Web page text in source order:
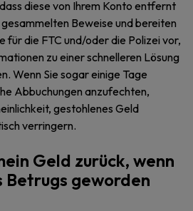
diese von Ihrem Konto entfernt
Beweise und bereiten
für die FTC und/oder die Polizei vor,
zu einer schnelleren Lösung
Wenn Sie sogar einige Tage
Abbuchungen anzufechten,
gestohlenes Geld
verringern.
Geld zurück, wenn
Betrugs geworden